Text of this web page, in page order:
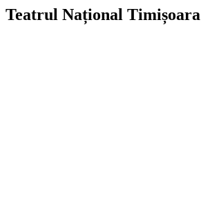
Teatrul Național Timișoara